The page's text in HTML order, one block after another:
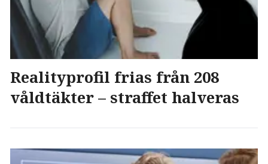
Realityprofil frias från 208
våldtäkter – straffet halveras